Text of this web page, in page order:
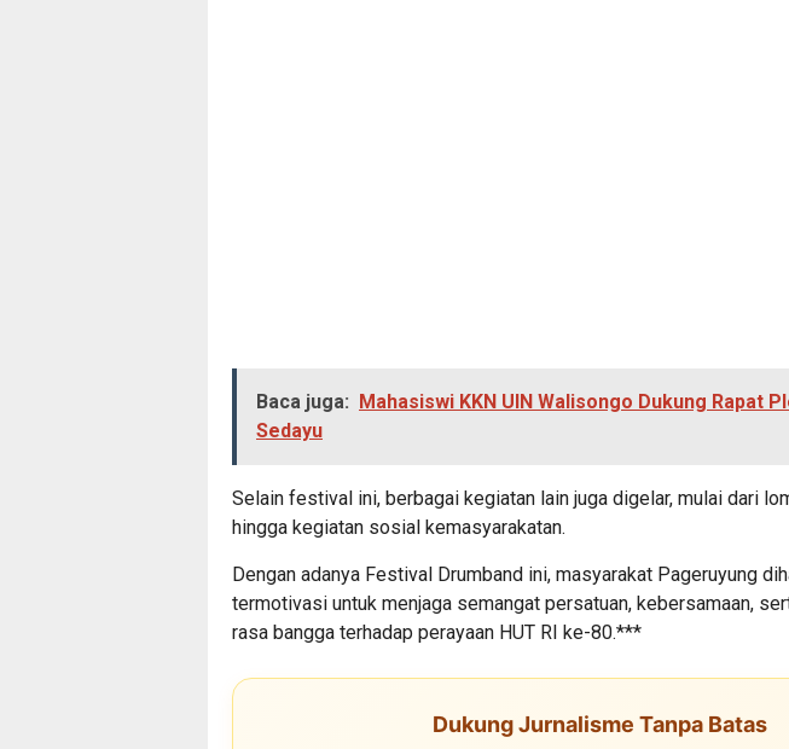
Baca juga: Mahasiswi KKN UIN Walisongo Dukung Rapat
Sedayu
Selain festival ini, berbagai kegiatan lain juga digelar, mulai dari
hingga kegiatan sosial kemasyarakatan.
Dengan adanya Festival Drumband ini, masyarakat Pageruyung
termotivasi untuk menjaga semangat persatuan, kebersamaan,
rasa bangga terhadap perayaan HUT RI ke-80.***
Dukung Jurnalisme Tanpa Batas